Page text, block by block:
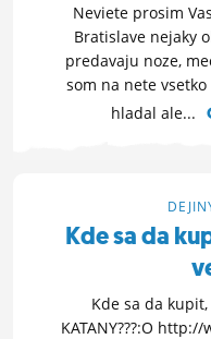
Neviete prosim
Bratislave nejaky
predavaju noze,
som na nete
hladal ale...
Kde sa da
Kde sa da
KATANY???:O